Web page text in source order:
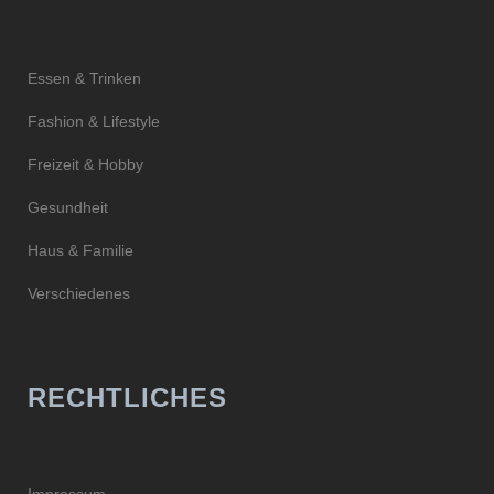
Essen & Trinken
Fashion & Lifestyle
Freizeit & Hobby
Gesundheit
Haus & Familie
Verschiedenes
RECHTLICHES